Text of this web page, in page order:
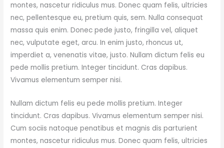
montes, nascetur ridiculus mus. Donec quam felis, ultricies
nec, pellentesque eu, pretium quis, sem. Nulla consequat
massa quis enim. Donec pede justo, fringilla vel, aliquet
nec, vulputate eget, arcu. In enim justo, rhoncus ut,
imperdiet a, venenatis vitae, justo. Nullam dictum felis eu
pede mollis pretium. Integer tincidunt. Cras dapibus.
Vivamus elementum semper nisi.
Nullam dictum felis eu pede mollis pretium. Integer
tincidunt. Cras dapibus. Vivamus elementum semper nisi.
Cum sociis natoque penatibus et magnis dis parturient
montes, nascetur ridiculus mus. Donec quam felis, ultricies